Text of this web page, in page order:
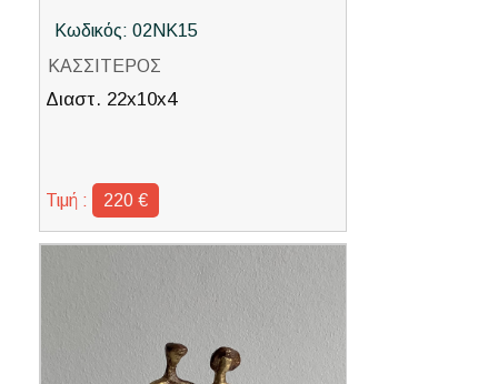
Κωδικός: 02ΝΚ15
ΚΑΣΣΙΤΕΡΟΣ
Διαστ. 22x10x4
Τιμή : 220 €